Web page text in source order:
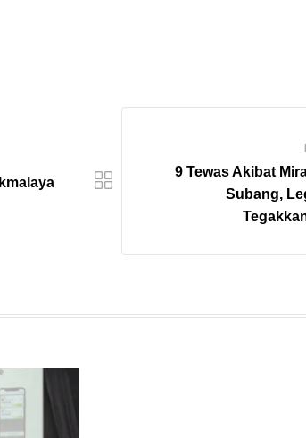
9 Tewas Akibat
Subang,